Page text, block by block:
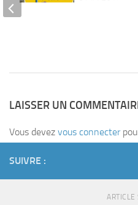
–
LAISSER UN
Vous devez vous connecter
SUIVRE :
ARTICLE